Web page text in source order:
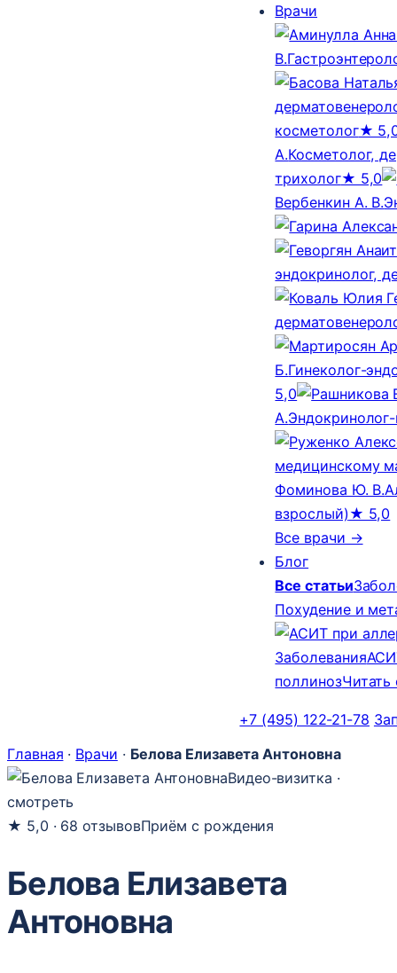
Врачи
В.
косметолог★
А.Косметолог,
трихолог★ 5,0
Вербенкин А. В.
эндокринолог,
Б.Гинеколог-
5,0
А.
медицинскому
Фоминова Ю. В.
взрослый) ★ 5,0
Все врачи →
Блог
Все статьи
Похудение и
Заболевания
поллиноз
+7 (495) 122-21-78
Главная · Врачи · Белова Елизавета Антоновна
Видео-визитка ·
смотреть
★ 5,0 · 68 отзывовПриём с рождения
Белова Елизавета
Антоновна